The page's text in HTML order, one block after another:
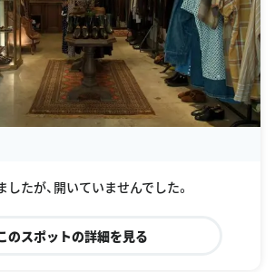
たが、開いていませんでした。
のスポットの詳細を見る